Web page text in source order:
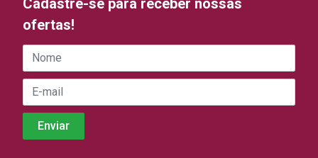
ofertas!